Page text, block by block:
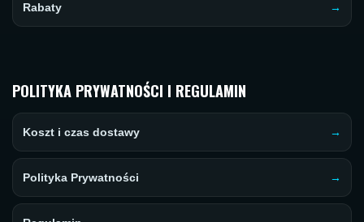
Rabaty
POLITYKA PRYWATNOŚCI I REGULAMIN
Koszt i czas dostawy
Polityka Prywatności